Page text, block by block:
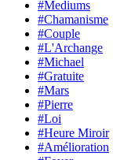
#Mediums
#Chamanisme
#Couple
#L'Archange
#Michael
#Gratuite
#Mars
#Pierre
#Loi
#Heure Miroir
#Amélioration